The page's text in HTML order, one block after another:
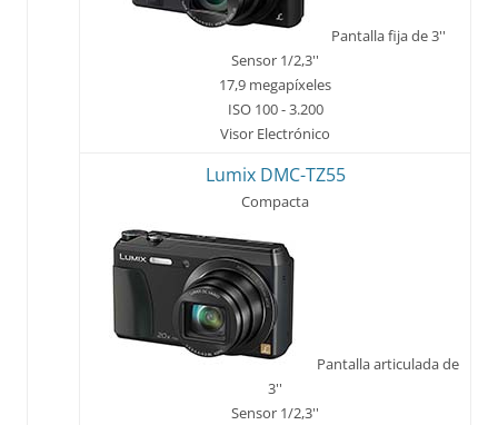
Pantalla fija de 3''
Sensor 1/2,3''
17,9 megapíxeles
ISO 100 - 3.200
Visor Electrónico
Lumix DMC-TZ55
Compacta
Pantalla articulada de
3''
Sensor 1/2,3''